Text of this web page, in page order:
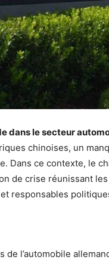
dans le secteur
chinoises, un
Dans ce contexte, le
de crise réunissant
responsables
l’automobile